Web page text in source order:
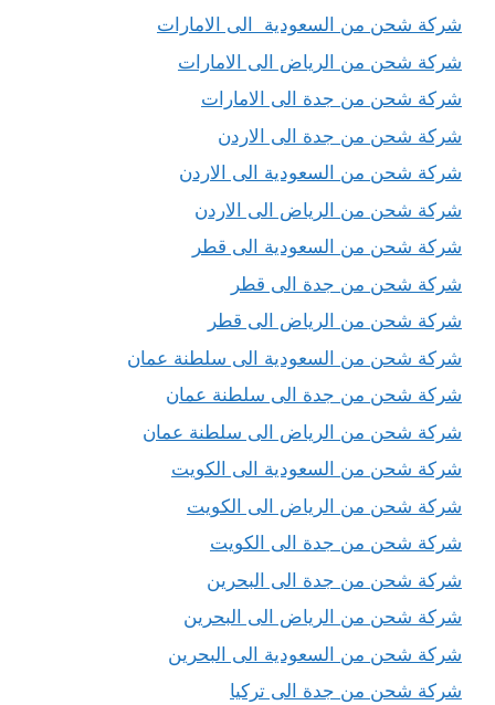
شركة شحن من السعودية الى الامارات
شركة شحن من الرياض الى الامارات
شركة شحن من جدة الى الامارات
شركة شحن من جدة الى الاردن
شركة شحن من السعودية الى الاردن
شركة شحن من الرياض الى الاردن
شركة شحن من السعودية الى قطر
شركة شحن من جدة الى قطر
شركة شحن من الرياض الى قطر
شركة شحن من السعودية الى سلطنة عمان
شركة شحن من جدة الى سلطنة عمان
شركة شحن من الرياض الى سلطنة عمان
شركة شحن من السعودية الى الكويت
شركة شحن من الرياض الى الكويت
شركة شحن من جدة الى الكويت
شركة شحن من جدة الى البحرين
شركة شحن من الرياض الى البحرين
شركة شحن من السعودية الى البحرين
شركة شحن من جدة الى تركيا